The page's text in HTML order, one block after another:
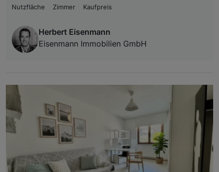
Nutzfläche
Zimmer Kaufpreis
Herbert Eisenmann
Eisenmann Immobilien GmbH